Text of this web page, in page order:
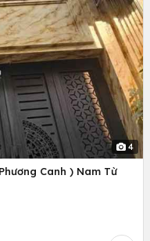
4
Canh ) Nam Từ